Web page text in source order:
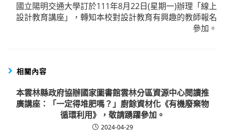
國立陽明交通大學訂於111年8月22日(星期一)辦理「線上
設計教育講座」，轉知本校對設計教育有興趣的教師報名
參加。
相關內容
本雲林縣政府協辦國家圖書館雲林分區資源中心閱讀推
廣講座：「一定得堆肥嗎？」廚餘資材化《有機廢棄物
循環利用》，敬請踴躍參加。
2024-04-29